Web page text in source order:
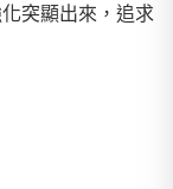
突顯出來，追求